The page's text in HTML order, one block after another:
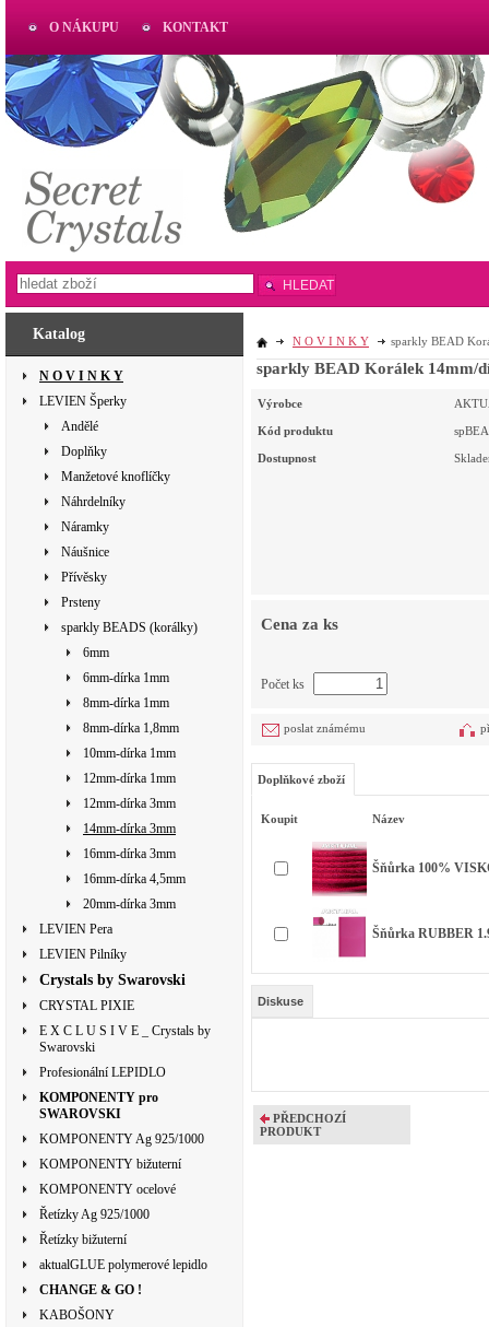
Katalog
N O V I N K Y
LEVIEN Šperky
Andělé
Doplňky
Manžetové knoflíčky
Náhrdelníky
Náramky
Náušnice
Přívěsky
Prsteny
sparkly BEADS (korálky)
6mm
6mm-dírka 1mm
8mm-dírka 1mm
8mm-dírka 1,8mm
10mm-dírka 1mm
12mm-dírka 1mm
12mm-dírka 3mm
14mm-dírka 3mm
16mm-dírka 3mm
16mm-dírka 4,5mm
20mm-dírka 3mm
LEVIEN Pera
LEVIEN Pilníky
Crystals by Swarovski
CRYSTAL PIXIE
E X C L U S I V E _ Crystals by
Swarovski
Profesionální LEPIDLO
KOMPONENTY pro
SWAROVSKI
KOMPONENTY Ag 925/1000
KOMPONENTY bižuterní
KOMPONENTY ocelové
Řetízky Ag 925/1000
Řetízky bižuterní
aktualGLUE polymerové lepidlo
CHANGE & GO !
KABOŠONY
N O V I N K Y sparkly BEAD
sparkly BEAD Korálek 14mm/
Výrobce
Kód produktu
Dostupnost
Cena za ks
Počet ks
poslat známému
Doplňkové zboží
Koupit Název
Šňůrka 100%
Šňůrka RUBBER
Diskuse
PŘEDCHOZÍ
PRODUKT
O NÁKUPU KONTAKT
AKTUAL
www.aktual-koralky.cz
HLEDAT